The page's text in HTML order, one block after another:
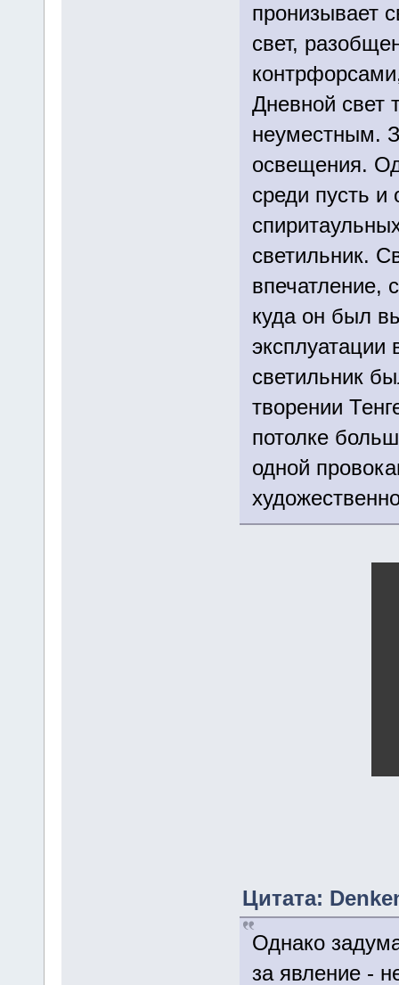
пронизывает
свет,
Дневной свет
неуместным.
освещения.
среди пусть и
светильник.
впечатление,
куда он был
эксплуатации
светильник
творении
потолке
одной
Цитата:
Однако
за явление -